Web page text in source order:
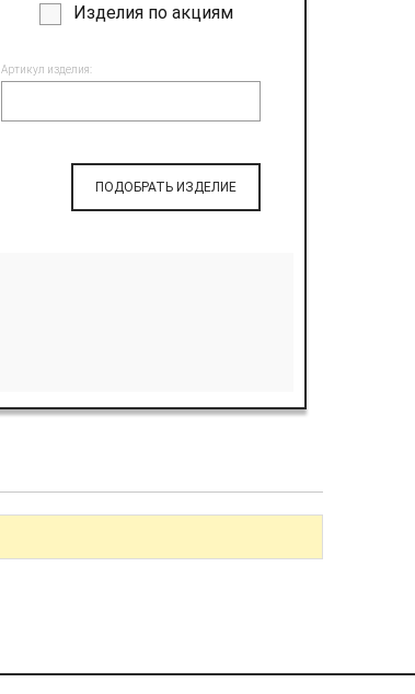
Изделия по акциям
Артикул изделия:
ПОДОБРАТЬ ИЗДЕЛИЕ